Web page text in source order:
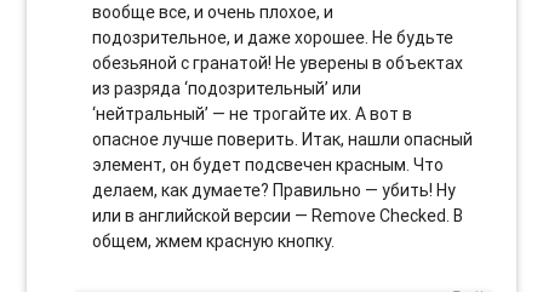
вообще все, и очень плохое, и
подозрительное, и даже хорошее. Не будьте
обезьяной с гранатой! Не уверены в объектах
из разряда ‘подозрительный’ или
‘нейтральный’ — не трогайте их. А вот в
опасное лучше поверить. Итак, нашли опасный
элемент, он будет подсвечен красным. Что
делаем, как думаете? Правильно — убить! Ну
или в английской версии — Remove Checked. В
общем, жмем красную кнопку.